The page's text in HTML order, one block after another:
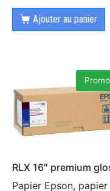
Ajouter au panier
RLX 16″ premium
Papier Epson, papier